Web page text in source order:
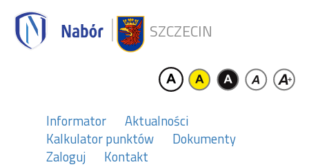
SZCZECIN
Informator
Aktualności
Kalkulator punktów
Dokumenty
Zaloguj
Kontakt